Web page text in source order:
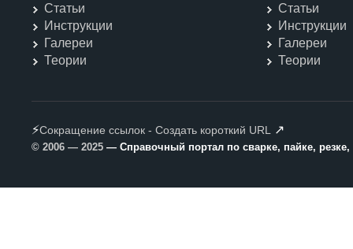
Статьи
Инструкции
Галереи
Теории
Статьи
Инструкции
Галереи
Теории
⚡Сокращение ссылок - Создать короткий URL ↗
© 2006 — 2025 — Справочный портал по сварке, пайке,